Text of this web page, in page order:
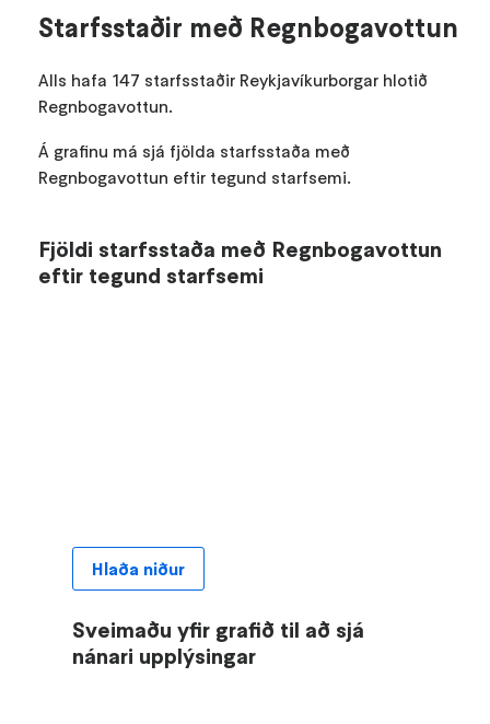
Starfsstaðir með Regnbogavottun
Alls hafa 147 starfsstaðir Reykjavíkurborgar hlotið
Regnbogavottun.
Á grafinu má sjá fjölda starfsstaða með
Regnbogavottun eftir tegund starfsemi.
Fjöldi starfsstaða með Regnbogavottun
eftir tegund starfsemi
Sveimaðu yfir grafið til að sjá
nánari upplýsingar
Hlaða niður